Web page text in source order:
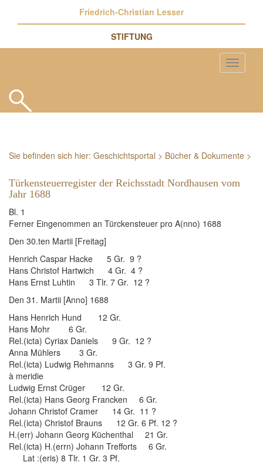
Friedrich-Christian Lesser
STIFTUNG
Sie befinden sich hier: Geschichtsportal > Bücher & Dokumente >
Türkensteuerregister der Reichsstadt Nordhausen vom
Jahr 1688
Bl. 1
Ferner Eingenommen an Türckensteuer pro A(nno) 1688
Den 30.ten Martii [Freitag]
Henrich Caspar Hacke 5 Gr. 9 ?
Hans Christof Hartwich 4 Gr. 4 ?
Hans Ernst Luhtin 3 Tlr. 7 Gr. 12 ?
Den 31. Martii [Anno] 1688
Hans Henrich Hund 12 Gr.
Hans Mohr 6 Gr.
Rel.(icta) Cyriax Daniels 9 Gr. 12 ?
Anna Mühlers 3 Gr.
Rel.(icta) Ludwig Rehmanns 3 Gr. 9 Pf.
à meridie
Ludwig Ernst Crüger 12 Gr.
Rel.(icta) Hans Georg Francken 6 Gr.
Johann Christof Cramer 14 Gr. 11 ?
Rel.(icta) Christof Brauns 12 Gr. 6 Pf. 12 ?
H.(err) Johann Georg Küchenthal 21 Gr.
Rel.(icta) H.(errn) Johann Trefforts 6 Gr.
Lat :(eris) 8 Tlr. 1 Gr. 3 Pf.